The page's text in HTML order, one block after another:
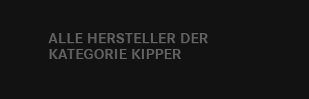
ALLE HERSTELLER DER
KATEGORIE KIPPER